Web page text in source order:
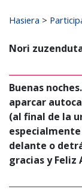
Search for:
Hasiera >
Nori
Buenas
aparcar
(al final de la
delante o
gracias y Feliz